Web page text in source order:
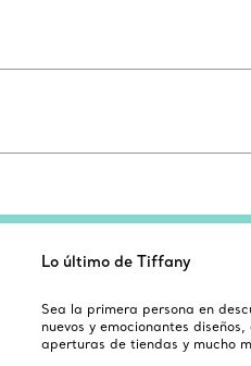
Lo último de Tiffany
Sea la primera persona en
nuevos y emocionantes
aperturas de tiendas y mucho